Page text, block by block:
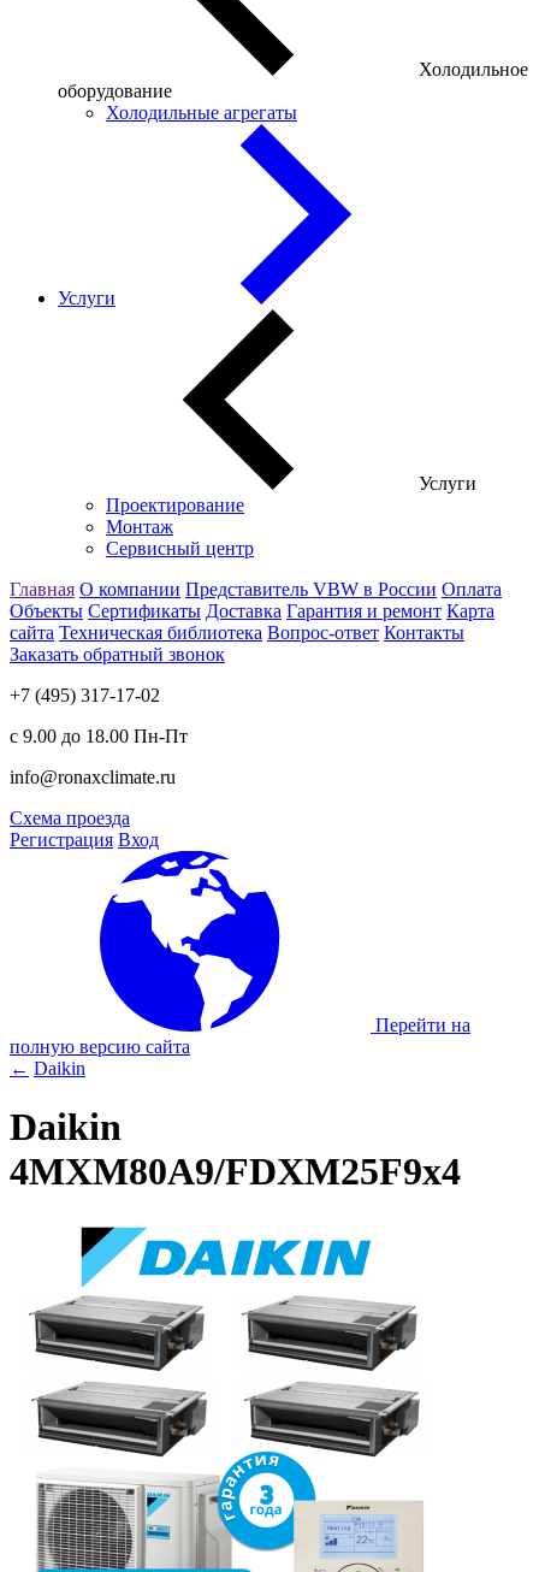
Холодильное
оборудование
Холодильные агрегаты
Услуги
Услуги
Проектирование
Монтаж
Сервисный центр
Главная О компании Представитель VBW в России Оплата
Объекты Сертификаты Доставка Гарантия и ремонт Карта
сайта Техническая библиотека Вопрос-ответ Контакты
Заказать обратный звонок
+7 (495) 317-17-02
с 9.00 до 18.00 Пн-Пт
info@ronaxclimate.ru
Схема проезда
Регистрация Вход
Перейти на
полную версию сайта
← Daikin
Daikin
4MXM80A9/FDXM25F9x4